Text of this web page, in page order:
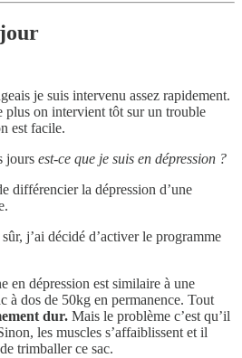
je suis intervenu assez rapidement.
plus on intervient tôt sur un trouble
est facile.
jours est-ce que je suis en dépression ?
différencier la dépression d’une
j’ai décidé d’activer le programme
en dépression est similaire à une
à dos de 50kg en permanence. Tout
dur. Mais le problème c’est qu’il
les muscles s’affaiblissent et il
trimballer ce sac.